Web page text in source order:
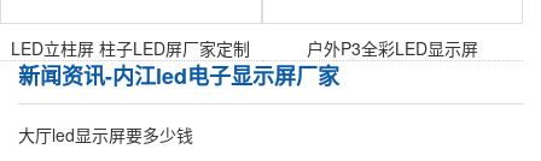
​LED立柱屏 柱子LED屏厂家定制 户外P3全彩LED显示屏
新闻资讯-内江led电子显示屏厂家
大厅led显示屏要多少钱